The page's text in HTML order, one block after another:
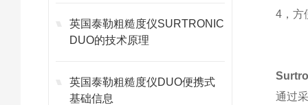
英国泰勒粗糙度仪SURTRONIC
DUO的技术原理
英国泰勒粗糙度仪DUO便携式
基础信息
4，方
通过